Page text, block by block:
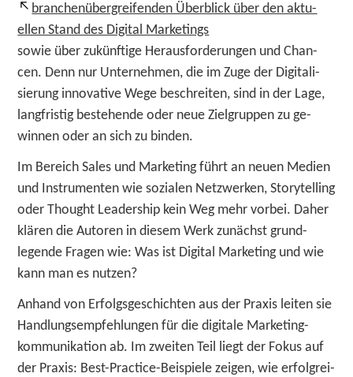
branchen­­­über­­­grei­fen­den Über­­­blick über den aktu­
ellen Stand des Digital Marketings
sowie über zu­­künf­ti­ge Heraus­­for­derungen und Chan­
cen. Denn nur Unter­­nehmen, die im Zuge der Digi­ta­li­
sierung inno­­va­tive Wege be­­schrei­ten, sind in der Lage,
lang­­fristig be­­stehen­de oder neue Ziel­­gruppen zu ge­
winnen oder an sich zu binden.
Im Bereich Sales und Marke­ting führt an neuen Me­dien
und In­stru­­men­ten wie so­zia­len Netz­werken, Story­­telling
oder Thought Leader­­ship kein Weg mehr vor­bei. Daher
klären die Autoren in die­sem Werk zu­nächst grund­­
legen­de Fra­gen wie: Was ist Di­gi­tal Marke­ting und wie
kann man es nutzen?
Anhand von Er­folgs­­ge­schich­ten aus der Praxis lei­ten sie
Hand­lungs­­em­pfeh­lun­gen für die di­gi­ta­le Mar­ke­ting­­
kommu­ni­ka­tion ab. Im zwei­ten Teil liegt der Fo­kus auf
der Pra­xis: Best-Practice-Bei­spiele zei­gen, wie er­folg­­rei­